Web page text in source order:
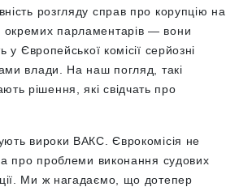
розгляду справ про корупцію на
парламентарів — вони
у Європейської комісії серйозні
влади. На наш погляд, такі
рішення, які свідчать про
вироки ВАКС. Єврокомісія не
про проблеми виконання судових
Ми ж нагадаємо, що дотепер